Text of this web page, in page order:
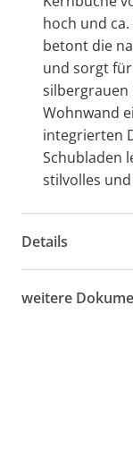
hoch und
betont die
und sorgt
Wohnwand
integrierten
Schubladen
stilvolles
Details
weitere